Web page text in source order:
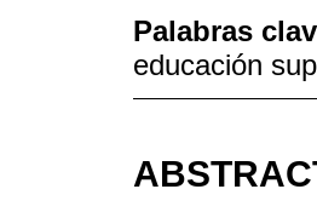
Palabras
educación